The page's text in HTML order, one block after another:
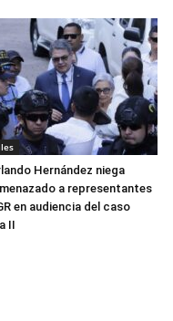
Hernández niega
a representantes
en audiencia del caso
II